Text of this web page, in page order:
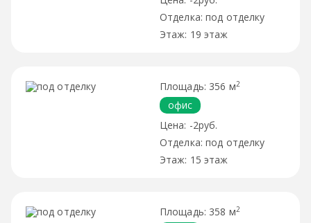
под отделку
19 этаж
356 м2
офис
-2руб.
под отделку
15 этаж
358 м2